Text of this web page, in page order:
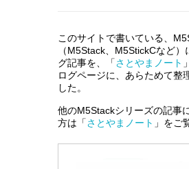
このサイトで書いている、
（M5Stack、M5StickCなど）
グ記事を、「さとやまノート
ログページに、あらためて整
した。
他のM5Stackシリーズの記事
方は「さとやまノート 」をご